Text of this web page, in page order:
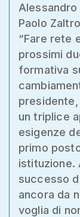
Paolo
“Fare rete
prossimi
formativa
un triplice
esigenze
primo
istituzione.
successo
ancora da
voglia di